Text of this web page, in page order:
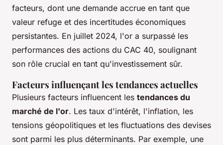
facteurs, dont une demande accrue en tant que
valeur refuge et des incertitudes économiques
persistantes. En juillet 2024, l'or a surpassé les
performances des actions du CAC 40, soulignant
son rôle crucial en tant qu'investissement sûr.
Facteurs influençant les tendances actuelles
Plusieurs facteurs influencent les tendances du
marché de l'or. Les taux d'intérêt, l'inflation, les
tensions géopolitiques et les fluctuations des devises
sont parmi les plus déterminants. Par exemple, une